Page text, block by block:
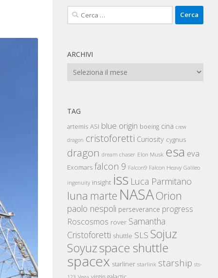
Ricerca
per:
ARCHIVI
Archivi
TAG
artemis ASI blue origin boeing cina crew
dragon cristoforetti Curiosity cygnus
dragon dream chaser Elon Musk esa eva
Exomars falcon 9 Falcon9 Falcon Heavy Galileo
ingenuity insight iss Luca Parmitano
luna marte NASAOrion
paolo nespoli perseverance progress
Roscosmos rover Samantha
Cristoforetti shuttle SLS Sojuz
Soyuzspace shuttle
spacex starliner starlink starship sts-